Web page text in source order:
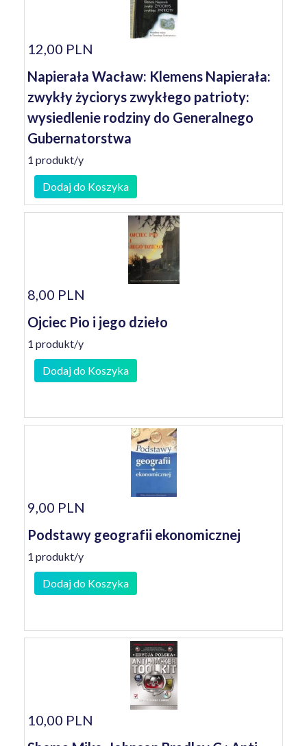
12,00 PLN
Napierała Wacław: Klemens Napierała:
zwykły życiorys zwykłego patrioty:
wysiedlenie rodziny do Generalnego
Gubernatorstwa
1 produkt/y
Dodaj do Koszyka
8,00 PLN
Ojciec Pio i jego dzieło
1 produkt/y
Dodaj do Koszyka
9,00 PLN
Podstawy geografii ekonomicznej
1 produkt/y
Dodaj do Koszyka
10,00 PLN